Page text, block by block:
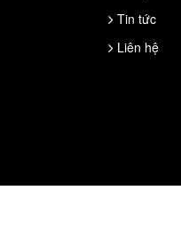
Tin tức
Liên hệ